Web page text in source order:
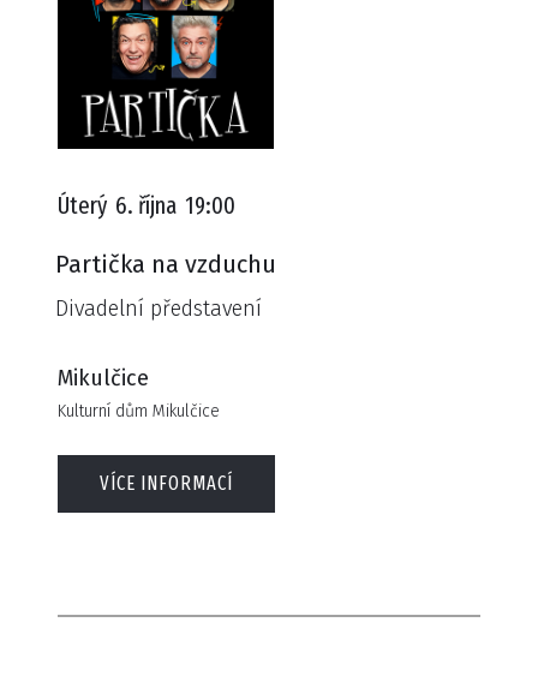
Úterý 6. října 19:00
Partička na vzduchu
Divadelní představení
Mikulčice
Kulturní dům Mikulčice
VÍCE INFORMACÍ